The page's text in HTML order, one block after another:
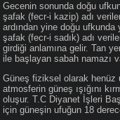
Gecenin sonunda doğu
şafak (fecr-i kazip) adı
ardından yine doğu ufkunda
şafak (fecr-i sadık) adı
girdiği anlamına gelir. Tan
ile başlayan sabah namazı
Güneş fiziksel olarak henüz
atmosferin güneş ışığını
oluşur. T.C Diyanet İşleri
için güneşin ufuğun 18